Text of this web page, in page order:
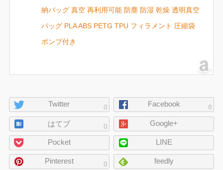
納バッグ 真空 再利用可能 防塵 防湿 乾燥 透明真空
パッグ PLA ABS PETG TPU フィラメント 圧縮袋
ポンプ付き
ペ
ー
ジ
の
シ
ェ
0
Twitter 0
Facebook
0
はてブ Google+
Pocket LINE
0
Pinterest feedly